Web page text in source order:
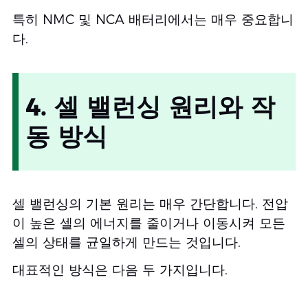
특히 NMC 및 NCA 배터리에서는 매우 중요합니
다.
4. 셀 밸런싱 원리와 작
동 방식
셀 밸런싱의 기본 원리는 매우 간단합니다. 전압
이 높은 셀의 에너지를 줄이거나 이동시켜 모든
셀의 상태를 균일하게 만드는 것입니다.
대표적인 방식은 다음 두 가지입니다.